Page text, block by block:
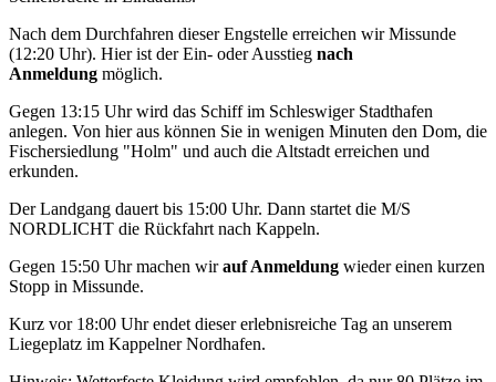
Nach dem Durchfahren dieser Engstelle erreichen wir Missunde
(12:20 Uhr). Hier ist der Ein- oder Ausstieg nach
Anmeldung möglich.
Gegen 13:15 Uhr wird das Schiff im Schleswiger Stadthafen
anlegen. Von hier aus können Sie in wenigen Minuten den Dom, die
Fischersiedlung "Holm" und auch die Altstadt erreichen und
erkunden.
Der Landgang dauert bis 15:00 Uhr. Dann startet die M/S
NORDLICHT die Rückfahrt nach Kappeln.
Gegen 15:50 Uhr machen wirauf Anmeldung wieder einen kurzen
Stopp in Missunde.
Kurz vor 18:00 Uhr endet dieser erlebnisreiche Tag an unserem
Liegeplatz im Kappelner Nordhafen.